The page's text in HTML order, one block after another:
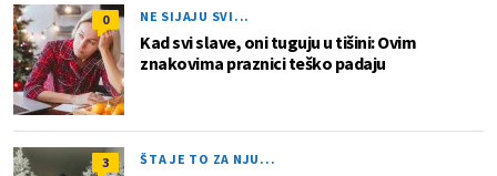
0 NE SIJAJU SVI...
Kad svi slave, oni tuguju u tišini: Ovim
znakovima praznici teško padaju
3 ŠTA JE TO ZA NJU...